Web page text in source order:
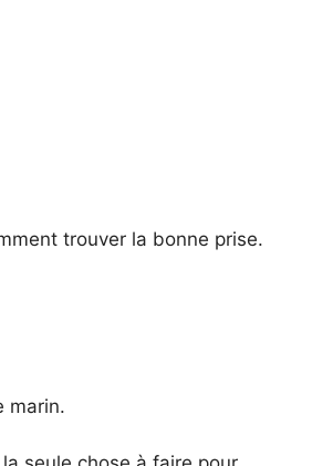
trouver la bonne prise.
marin.